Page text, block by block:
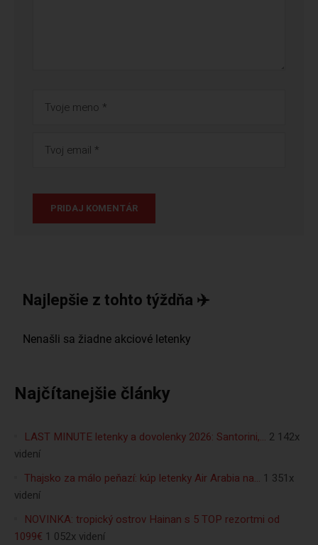
Najlepšie z tohto týždňa ✈️
Najčítanejšie články
LAST MINUTE letenky a dovolenky 2026: Santorini,… 2 142x
videní
Thajsko za málo peňazí: kúp letenky Air Arabia na… 1 351x
videní
NOVINKA: tropický ostrov Hainan s 5 TOP rezortmi od
1099€ 1 052x videní